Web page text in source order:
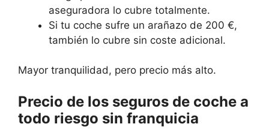
aseguradora lo cubre totalmente.
Si tu coche sufre un arañazo de 200 €,
también lo cubre sin coste adicional.
Mayor tranquilidad, pero precio más alto.
Precio de los seguros de coche a
todo riesgo sin franquicia